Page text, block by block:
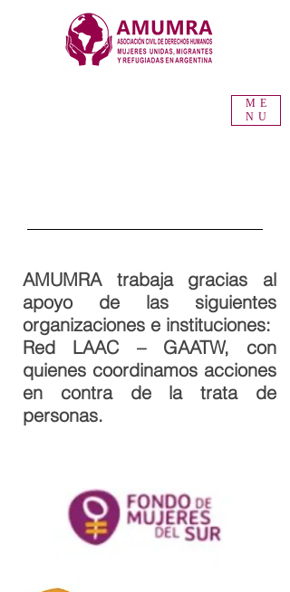
ME
NU
AMUMRA trabaja gracias al
apoyo de las siguientes
organizaciones e instituciones:
Red LAAC – GAATW, con
quienes coordinamos acciones
en contra de la trata de
personas.